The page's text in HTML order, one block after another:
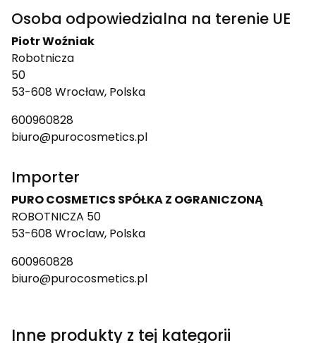
Osoba odpowiedzialna na terenie UE
Piotr Woźniak
Robotnicza
50
53-608 Wrocław, Polska
600960828
biuro@purocosmetics.pl
Importer
PURO COSMETICS SPÓŁKA Z OGRANICZONĄ
ROBOTNICZA 50
53-608 Wroclaw, Polska
600960828
biuro@purocosmetics.pl
Inne produkty z tej kategorii